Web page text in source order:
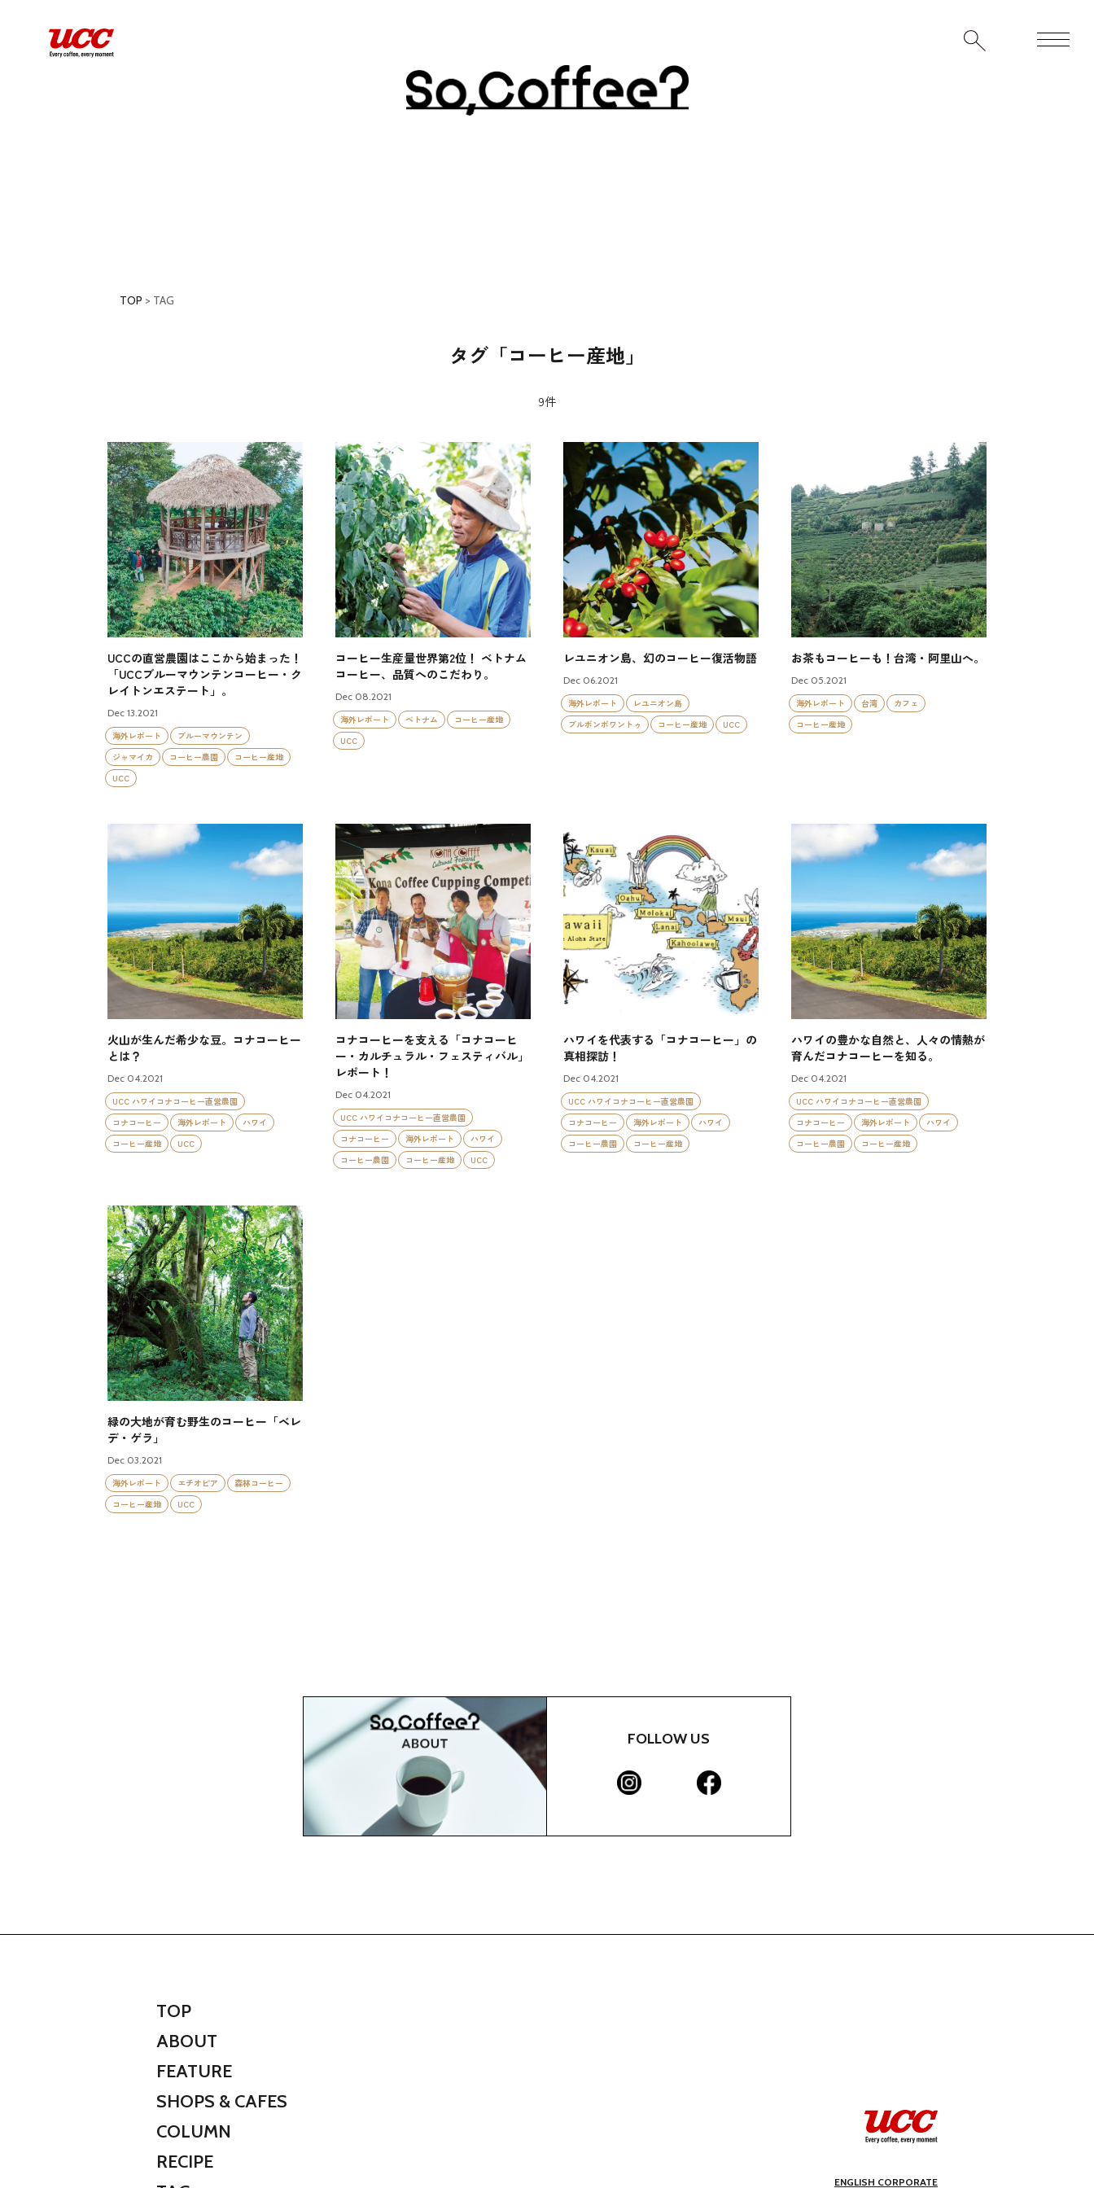
TOP > TAG
タグ「コーヒー産地」
9件
UCCの直営農園はここから始まった！
「UCCブルーマウンテンコーヒー・ク
レイトンエステート」。
Dec 13.2021
海外レポート
ブルーマウンテン
ジャマイカ
コーヒー農園
コーヒー産地
UCC
コーヒー生産量世界第2位！ ベトナム
コーヒー、品質へのこだわり。
Dec 08.2021
海外レポート
ベトナム
コーヒー産地
UCC
レユニオン島、幻のコーヒー復活物語
Dec 06.2021
海外レポート
レユニオン島
ブルボンポワントゥ
コーヒー産地 UCC
お茶もコーヒーも！台湾・阿里山へ。
Dec 05.2021
海外レポート
台湾
カフェ
コーヒー産地
火山が生んだ希少な豆。コナコーヒー
とは？
Dec 04.2021
UCC ハワイコナコーヒー直営農園
コナコーヒー
海外レポート
ハワイ
コーヒー産地
UCC
コナコーヒーを支える「コナコーヒ
ー・カルチュラル・フェスティバル」
レポート！
Dec 04.2021
UCC ハワイコナコーヒー直営農園
コナコーヒー
海外レポート
ハワイ
コーヒー農園
コーヒー産地 UCC
ハワイを代表する「コナコーヒー」の
真相探訪！
Dec 04.2021
UCC ハワイコナコーヒー直営農園
コナコーヒー
海外レポート
ハワイ
コーヒー農園
コーヒー産地
ハワイの豊かな自然と、人々の情熱が
育んだコナコーヒーを知る。
Dec 04.2021
UCC ハワイコナコーヒー直営農園
コナコーヒー
海外レポート
ハワイ
コーヒー農園
コーヒー産地
緑の大地が育む野生のコーヒー「ベレ
デ・ゲラ」
Dec 03.2021
海外レポート
エチオピア
森林コーヒー
コーヒー産地
UCC
FOLLOW US
TOP
ABOUT
FEATURE
SHOPS & CAFES
COLUMN
RECIPE
ENGLISH CORPORATE